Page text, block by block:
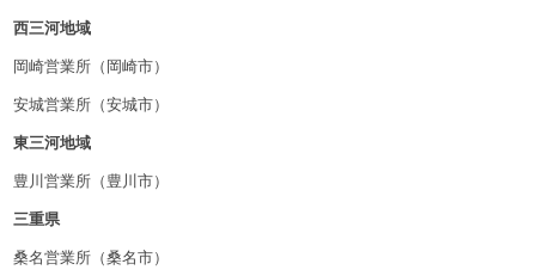
西三河地域
岡崎営業所（岡崎市）
安城営業所（安城市）
東三河地域
豊川営業所（豊川市）
三重県
桑名営業所（桑名市）